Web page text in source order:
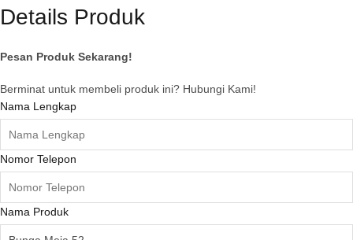
Details Produk
Pesan Produk Sekarang!
Berminat untuk membeli produk ini? Hubungi Kami!
Nama Lengkap
Nomor Telepon
Nama Produk